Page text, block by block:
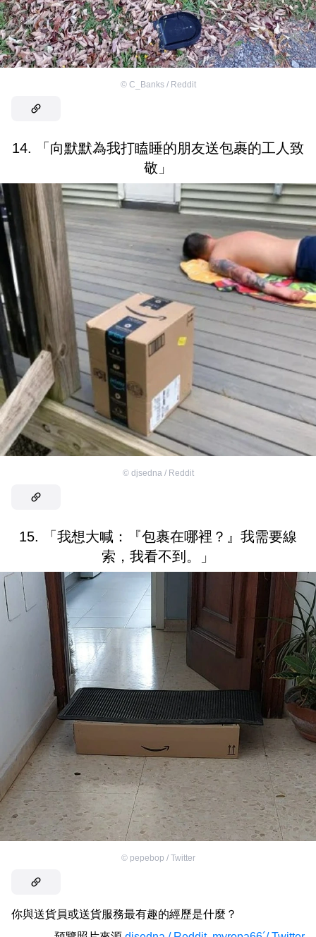
© C_Banks / Reddit
14. 「向默默為我打瞌睡的朋友送包裹的工人致
敬」
© djsedna / Reddit
15. 「我想大喊：『包裹在哪裡？』我需要線
索，我看不到。」
© pepebop / Twitter
你與送貨員或送貨服務最有趣的經歷是什麼？